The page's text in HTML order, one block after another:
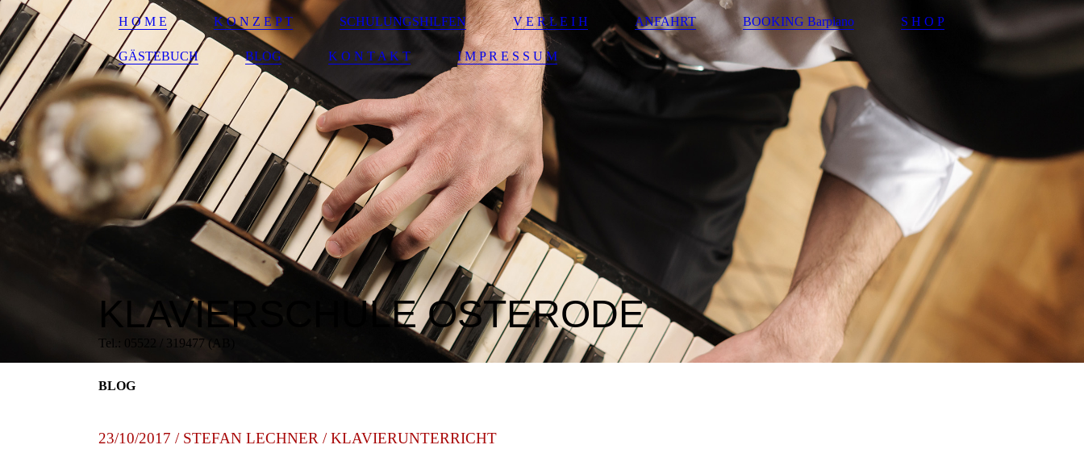
H O M E K O N Z E P T SCHULUNGSHILFEN V E R L E I H ANFAHRT BOOKING Barpiano S H O P
GÄSTEBUCH BLOG K O N T A K T I M P R E S S U M
KLAVIERSCHULE OSTERODE
Tel.: 05522 / 319477 (AB)
BLOG
23/10/2017 / STEFAN LECHNER / KLAVIERUNTERRICHT